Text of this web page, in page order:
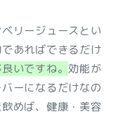
リージュースとい
あればできるだけ
いですね。 効能が
ーになるだけなの
めば、健康・美容